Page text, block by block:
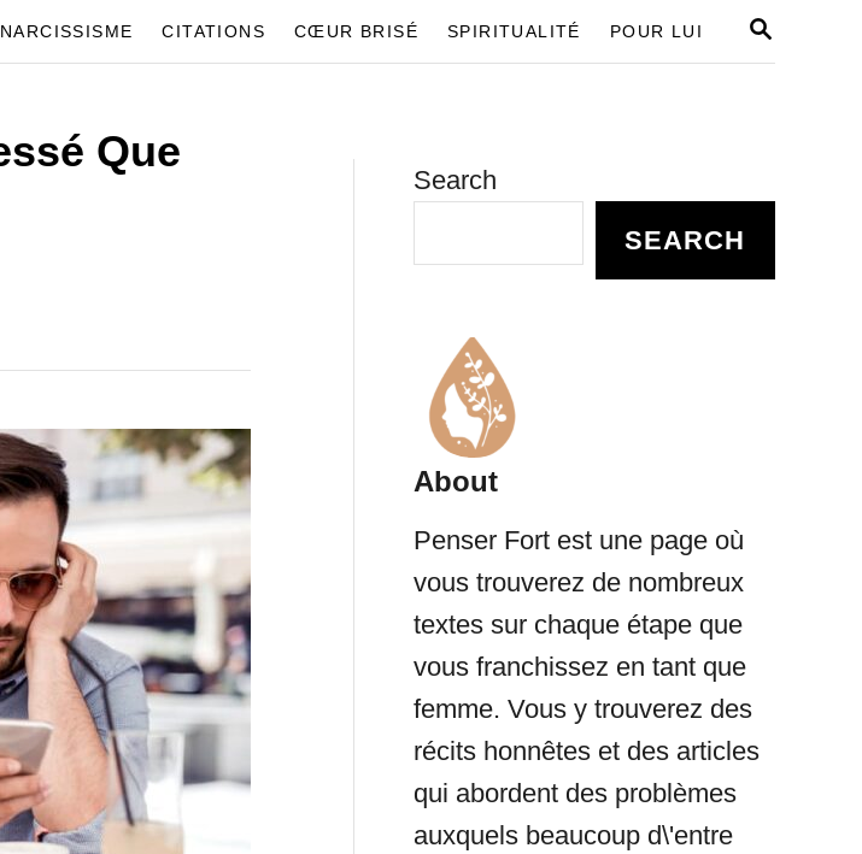
S
NARCISSISME CITATIONS CŒUR BRISÉ SPIRITUALITÉ POUR LUI
Que
Search
SEARCH
About
Penser Fort est une page où
vous trouverez de nombreux
textes sur chaque étape que
vous franchissez en tant que
femme. Vous y trouverez des
récits honnêtes et des articles
qui abordent des problèmes
auxquels beaucoup d\'entre